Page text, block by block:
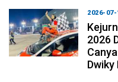
2026-07-
2026
Dwiky